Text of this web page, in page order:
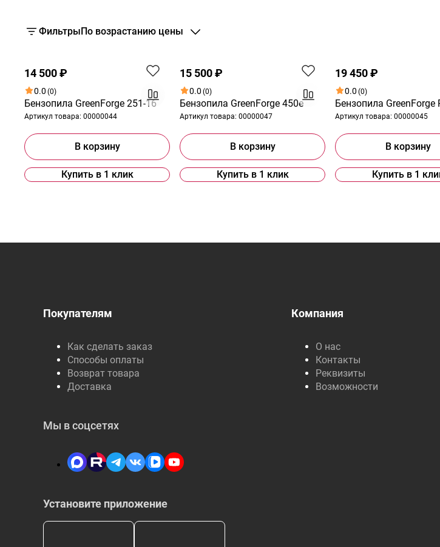
ФильтрыПо возрастанию цены
14 500 ₽
0.0 (0)
Бензопила GreenForge 251-16
Артикул товара: 00000044
В корзину
Купить в 1 клик
15 500 ₽
0.0 (0)
Бензопила GreenForge 450e
Артикул товара: 00000047
В корзину
Купить в 1 клик
19 450 ₽
0.0 (0)
Бензопила GreenForge
Артикул товара: 00000045
В корзину
Купить в 1
Покупателям
Как сделать заказ
Способы оплаты
Возврат товара
Доставка
Компания
О нас
Контакты
Реквизиты
Возможности
Установите приложение
Мы в соцсетях